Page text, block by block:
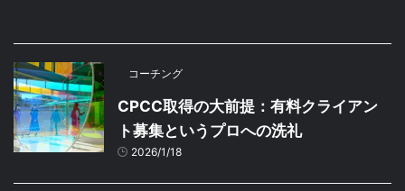
コーチング
CPCC取得の大前提：有料クライアン
ト募集というプロへの洗礼
2026/1/18